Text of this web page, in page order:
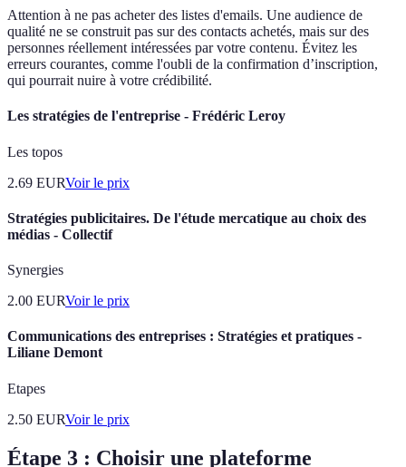
Attention à ne pas acheter des listes d'emails. Une audience de
qualité ne se construit pas sur des contacts achetés, mais sur des
personnes réellement intéressées par votre contenu. Évitez les
erreurs courantes, comme l'oubli de la confirmation d’inscription,
qui pourrait nuire à votre crédibilité.
Les stratégies de l'entreprise - Frédéric Leroy
Les topos
2.69 EURVoir le prix
Stratégies publicitaires. De l'étude mercatique au choix des
médias - Collectif
Synergies
2.00 EURVoir le prix
Communications des entreprises : Stratégies et pratiques -
Liliane Demont
Etapes
2.50 EURVoir le prix
Étape 3 : Choisir une plateforme